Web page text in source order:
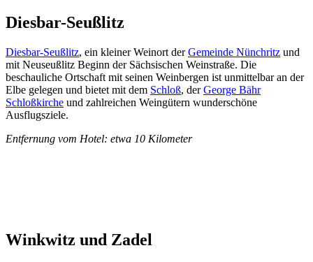
Diesbar-Seußlitz
Diesbar-Seußlitz, ein kleiner Weinort derGemeinde Nünchritz und
mit Neuseußlitz Beginn der Sächsischen Weinstraße. Die
beschauliche Ortschaft mit seinen Weinbergen ist unmittelbar an der
Elbe gelegen und bietet mit dem Schloß, derGeorge Bähr
Schloßkirche und zahlreichen Weingütern wunderschöne
Ausflugsziele.
Entfernung vom Hotel: etwa 10 Kilometer
Winkwitz und Zadel